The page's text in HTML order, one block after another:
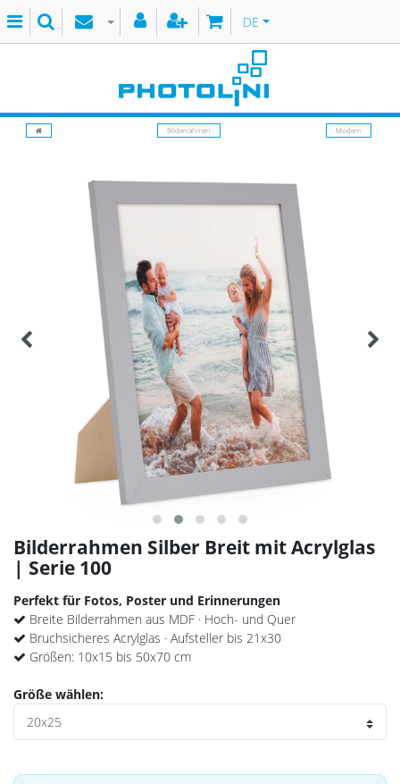
DE
Bilderrahmen Modern
Bilderrahmen Silber Breit mit Acrylglas
| Serie 100
Perfekt für Fotos, Poster und Erinnerungen
Breite Bilderrahmen aus MDF · Hoch- und Quer
Bruchsicheres Acrylglas · Aufsteller bis 21x30
Größen: 10x15 bis 50x70 cm
Größe wählen: